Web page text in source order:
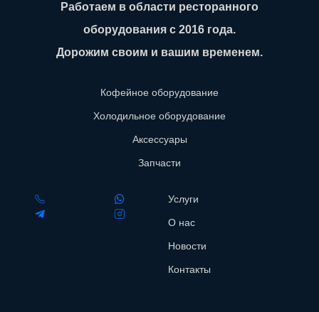
Работаем в области ресторанного
оборудования с 2016 года.
Дорожим своим и вашим временем.
Кофейное оборудование
Холодильное оборудование
Аксессуары
Запчасти
Услуги
О нас
Новости
Контакты